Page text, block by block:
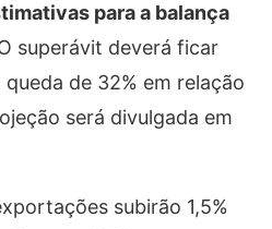
para a balança
superávit deverá ficar
de 32% em relação
será divulgada em
subirão 1,5%